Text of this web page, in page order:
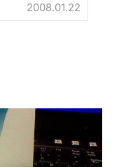
2008.01.22